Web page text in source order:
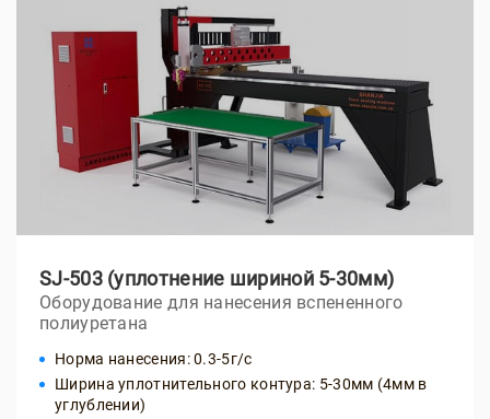
SJ-503 (уплотнение шириной 5-30мм)
Оборудование для нанесения вспененного
полиуретана
Норма нанесения: 0.3-5г/с
Ширина уплотнительного контура: 5-30мм (4мм в
углублении)